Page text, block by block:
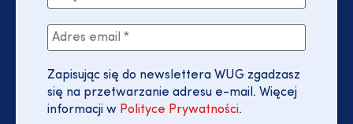
Zapisując się do newslettera WUG zgadzasz
się na przetwarzanie adresu e-mail. Więcej
informacji w Polityce Prywatności.